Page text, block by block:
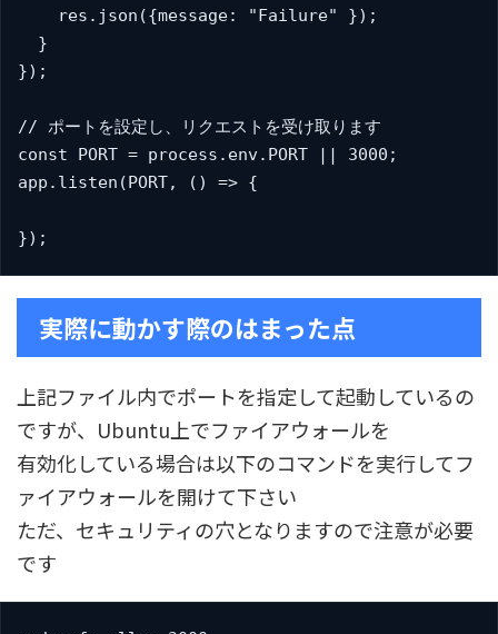
    res.json({message: "Failure" });
  }
});
// ポートを設定し、リクエストを受け取ります
const PORT = process.env.PORT || 3000;
app.listen(PORT, () => {
});
実際に動かす際のはまった点
上記ファイル内でポートを指定して起動しているの
ですが、Ubuntu上でファイアウォールを
有効化している場合は以下のコマンドを実行してフ
ァイアウォールを開けて下さい
ただ、セキュリティの穴となりますので注意が必要
です